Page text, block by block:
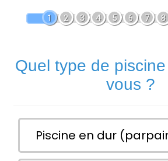
1 2 3 4 5 6 7 8
Quel type de
vous ?
Piscine en dur